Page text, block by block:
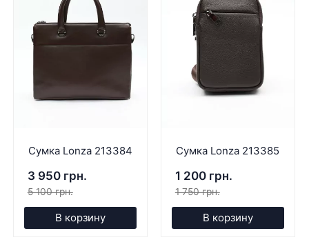
Сумка Lonza 213384
3 950 грн.
5 100 грн.
В корзину
Сумка Lonza 213385
1 200 грн.
1 750 грн.
В корзину